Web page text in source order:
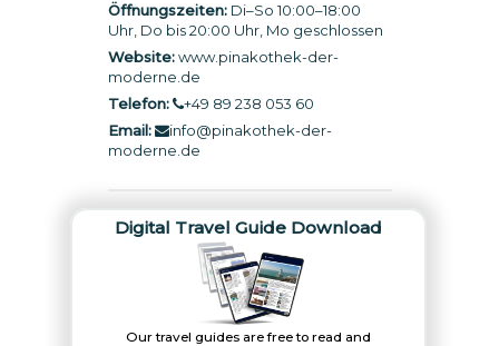
Öffnungszeiten:Di–So 10:00–18:00
Uhr, Do bis 20:00 Uhr, Mo geschlossen
Website: www.pinakothek-der-
moderne.de
Telefon:
+49 89 238 053 60
Email:
info@pinakothek-der-
moderne.de
Digital Travel Guide Download
Our travel guides are free to read and